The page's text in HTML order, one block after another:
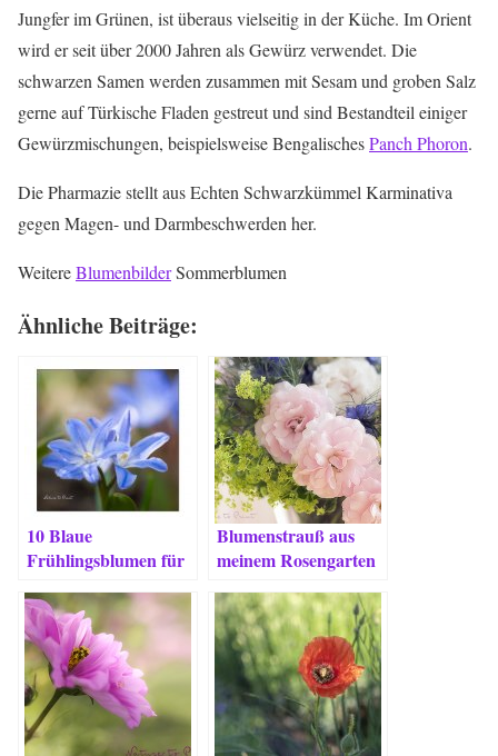
Jungfer im Grünen, ist überaus vielseitig in der Küche. Im Orient
wird er seit über 2000 Jahren als Gewürz verwendet. Die
schwarzen Samen werden zusammen mit Sesam und groben Salz
gerne auf Türkische Fladen gestreut und sind Bestandteil einiger
Gewürzmischungen, beispielsweise BengalischesPanch Phoron.
Die Pharmazie stellt aus Echten Schwarzkümmel Karminativa
gegen Magen- und Darmbeschwerden her.
WeitereBlumenbilderSommerblumen
Ähnliche Beiträge:
10 Blaue
Frühlingsblumen für
& Liebhaber
Blumenstrauß aus
meinem Rosengarten